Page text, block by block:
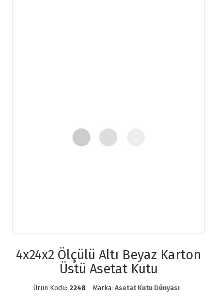
4x24x2 Ölçülü Altı Beyaz Karton
Üstü Asetat Kutu
Ürün Kodu: 2248 Marka: Asetat Kutu Dünyası